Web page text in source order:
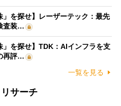
」を探せ】レーザーテック：最先
査装…
」を探せ】TDK：AIインフラを支
再評…
一覧を見る
サーチ